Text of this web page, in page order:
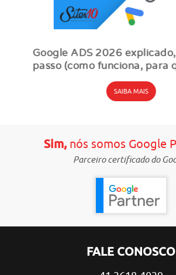
Google ADS 2026
passo (como funciona, para
SAIBA MAIS
Sim,nós somos Google
Parceiro certificado do
FALE CONOSCO